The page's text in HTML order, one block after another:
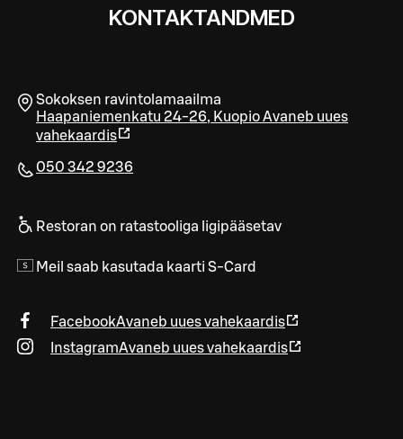
KONTAKTANDMED
Sokoksen ravintolamaailma
Haapaniemenkatu 24-26, KuopioAvaneb uues
vahekaardis
050 342 9236
Restoran on ratastooliga ligipääsetav
Meil saab kasutada kaarti S-Card
FacebookAvaneb uues vahekaardis
InstagramAvaneb uues vahekaardis